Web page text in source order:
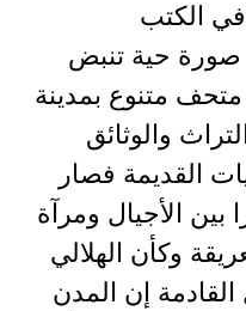
الكتب
صورة حية تنبض
متحف متنوع بمدينة
والوثائق
القديمة فصار
الأجيال ومرآة
وكأن الهلالي
القادمة إن المدن